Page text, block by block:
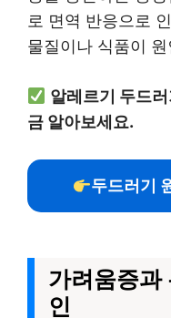
로 면역 반응으로
물질이나 식품이
알레르기 두드
금 알아보세요.
두드러기
가려움증과
인